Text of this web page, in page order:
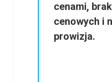
cenami,
cenowych i
prowizja.